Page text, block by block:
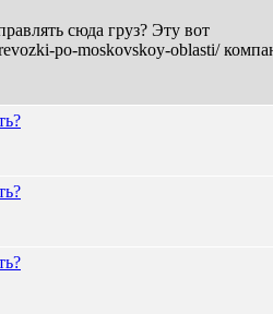
сюда груз? Эту вот
po-moskovskoy-oblasti/